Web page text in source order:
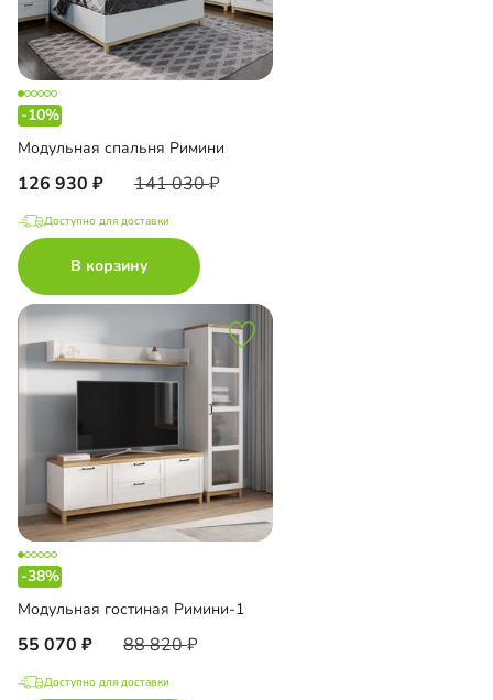
-10%
Модульная спальня Римини
126 930 141 030
Доступно для доставки
В корзину
-38%
Модульная гостиная Римини-1
55 070 88 820
Доступно для доставки